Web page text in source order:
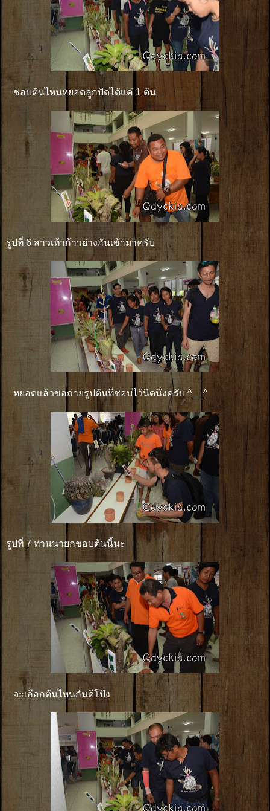
ชอบต้นไหนหยอดลูกปัดได้เเค่ 1 ต้น
รูปที่ 6 สาวเท้าก้าวย่างกันเข้ามาครับ
หยอดเเล้วขอถ่ายรูปต้นที่ชอบไว้นิดนึงครับ ^__^
รูปที่ 7 ท่านนายกชอบต้นนี้นะ
จะเลือกต้นไหนกันดีโป้ง